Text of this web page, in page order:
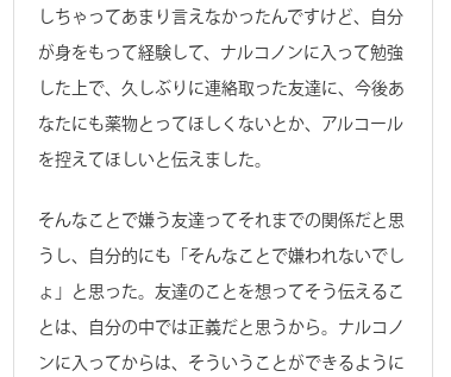
しちゃってあまり言えなかったんですけど、自分
が身をもって経験して、ナルコノンに入って勉強
した上で、久しぶりに連絡取った友達に、今後あ
なたにも薬物とってほしくないとか、アルコール
を控えてほしいと伝えました。
そんなことで嫌う友達ってそれまでの関係だと思
うし、自分的にも「そんなことで嫌われないでし
ょ」と思った。友達のことを想ってそう伝えるこ
とは、自分の中では正義だと思うから。ナルコノ
ンに入ってからは、そういうことができるように